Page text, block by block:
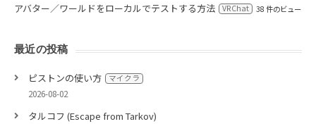
アバター／ワールドをローカルでテストする方法 VRChat 38 件のビュー
最近の投稿
ピストンの使い方 マイクラ
2026-08-02
タルコフ (Escape from Tarkov)